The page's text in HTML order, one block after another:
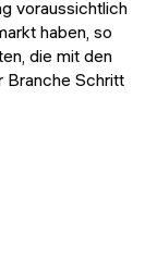
voraussichtlich
haben, so
die mit den
Branche Schritt